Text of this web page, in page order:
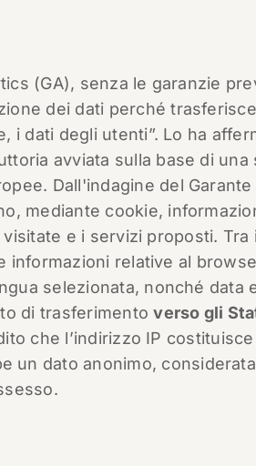
(GA), senza le garanzie
dei dati perché
i dati degli utenti”. Lo ha
avviata sulla base di una
Dall'indagine del
mediante cookie,
e i servizi proposti. Tra
informazioni relative al
selezionata, nonché data
di trasferimentoverso gli
che l’indirizzo IP
un dato anonimo,